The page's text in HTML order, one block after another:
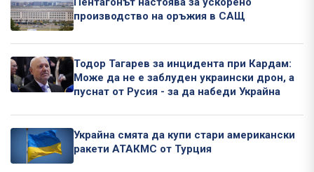
производство на оръжия в САЩ
Тодор Тагарев за инцидента при Кардам:
Може да не е заблуден украински дрон, а
пуснат от Русия - за да набеди Украйна
Украйна смята да купи стари американски
ракети АТАКМС от Турция